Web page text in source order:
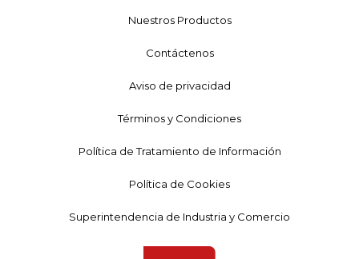
Nuestros Productos
Contáctenos
Aviso de privacidad
Términos y Condiciones
Política de Tratamiento de Información
Política de Cookies
Superintendencia de Industria y Comercio